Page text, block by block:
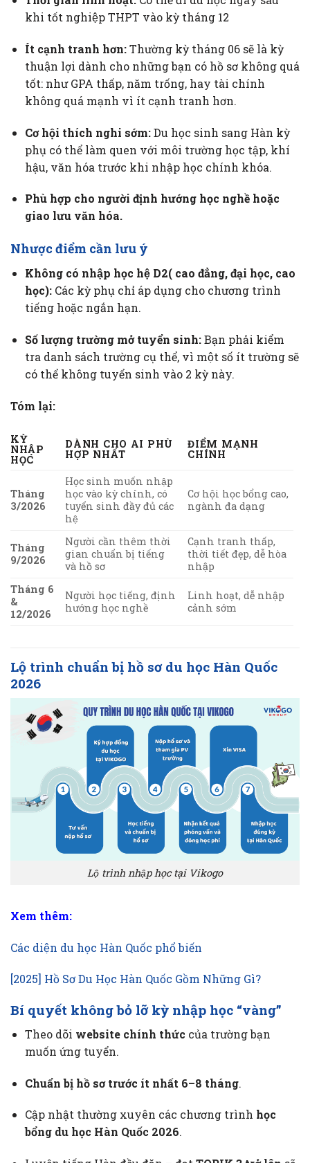
khi tốt nghiệp THPT vào kỳ tháng 12
Ít cạnh tranh hơn:Thường kỳ tháng 06 sẽ là kỳ
thuận lợi dành cho những bạn có hồ sơ không quá
tốt: như GPA thấp, năm trống, hay tài chính
không quá mạnh vì ít cạnh tranh hơn.
Cơ hội thích nghi sớm:Du học sinh sang Hàn kỳ
phụ có thể làm quen với môi trường học tập, khí
hậu, văn hóa trước khi nhập học chính khóa.
Phù hợp cho người định hướng học nghề hoặc
giao lưu văn hóa.
Nhược điểm cần lưu ý
Không có nhập học hệ D2( cao đẳng, đại học, cao
học):Các kỳ phụ chỉ áp dụng cho chương trình
tiếng hoặc ngắn hạn.
Số lượng trường mở tuyển sinh:Bạn phải kiểm
tra danh sách trường cụ thể, vì một số ít trường sẽ
có thể không tuyển sinh vào 2 kỳ này.
Tóm lại:
KỲ
NHẬP
HỌC
DÀNH CHO AI PHÙ
HỢP NHẤT
ĐIỂM MẠNH
CHÍNH
Tháng
3/2026
Học sinh muốn nhập
học vào kỳ chính, có
tuyển sinh đầy đủ các
hệ
Cơ hội học bổng cao,
ngành đa dạng
Tháng
9/2026
Người cần thêm thời
gian chuẩn bị tiếng
và hồ sơ
Cạnh tranh thấp,
thời tiết đẹp, dễ hòa
nhập
Tháng 6
&
12/2026
Người học tiếng, định
hướng học nghề
Linh hoạt, dễ nhập
cảnh sớm
Lộ trình chuẩn bị hồ sơ du học Hàn Quốc
2026
Lộ trình nhập học tại Vikogo
Xem thêm:
Các diện du học Hàn Quốc phổ biến
[2025] Hồ Sơ Du Học Hàn Quốc Gồm Những Gì?
Bí quyết không bỏ lỡ kỳ nhập học “vàng”
Theo dõi website chính thức của trường bạn
muốn ứng tuyển.
Chuẩn bị hồ sơ trước ít nhất 6–8 tháng.
Cập nhật thường xuyên các chương trình học
bổng du học Hàn Quốc 2026.